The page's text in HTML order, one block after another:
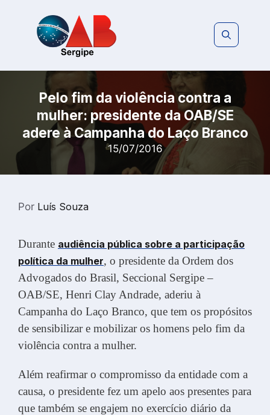
Pelo fim da violência contra a
mulher: presidente da OAB/SE
adere à Campanha do Laço Branco
15/07/2016
Por Luís Souza
Durante audiência pública sobre a participação
política da mulher, o presidente da Ordem dos
Advogados do Brasil, Seccional Sergipe –
OAB/SE, Henri Clay Andrade, aderiu à
Campanha do Laço Branco, que tem os propósitos
de sensibilizar e mobilizar os homens pelo fim da
violência contra a mulher.
Além reafirmar o compromisso da entidade com a
causa, o presidente fez um apelo aos presentes para
que também se engajem no exercício diário da